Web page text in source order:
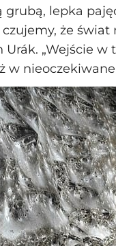
grubą, lepka
że
Urák. „Wejście
w